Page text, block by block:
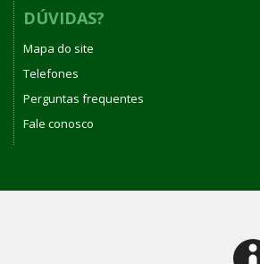
DÚVIDAS?
Mapa do site
Telefones
Perguntas frequentes
Fale conosco